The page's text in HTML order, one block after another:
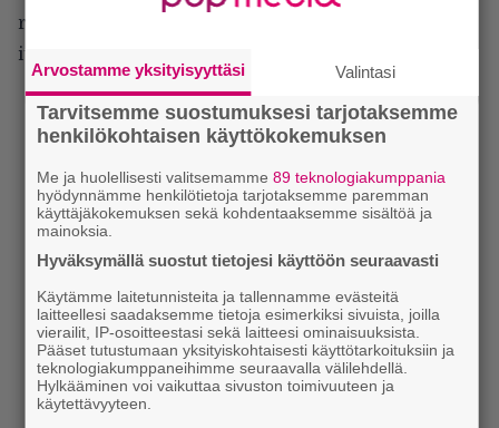
riittämättömyyden tunne syövät Antin
itseluottamusta monumentaalisesti.
Arvostamme yksityisyyttäsi Valintasi
Tarvitsemme suostumuksesi tarjotaksemme
henkilökohtaisen käyttökokemuksen
Me ja huolellisesti valitsemamme 89 teknologiakumppania
hyödynnämme henkilötietoja tarjotaksemme paremman
käyttäjäkokemuksen sekä kohdentaaksemme sisältöä ja
mainoksia.
Hyväksymällä suostut tietojesi käyttöön seuraavasti
Käytämme laitetunnisteita ja tallennamme evästeitä
laitteellesi saadaksemme tietoja esimerkiksi sivuista, joilla
vierailit, IP-osoitteestasi sekä laitteesi ominaisuuksista.
Pääset tutustumaan yksityiskohtaisesti käyttötarkoituksiin ja
teknologiakumppaneihimme seuraavalla välilehdellä.
Hylkääminen voi vaikuttaa sivuston toimivuuteen ja
käytettävyyteen.